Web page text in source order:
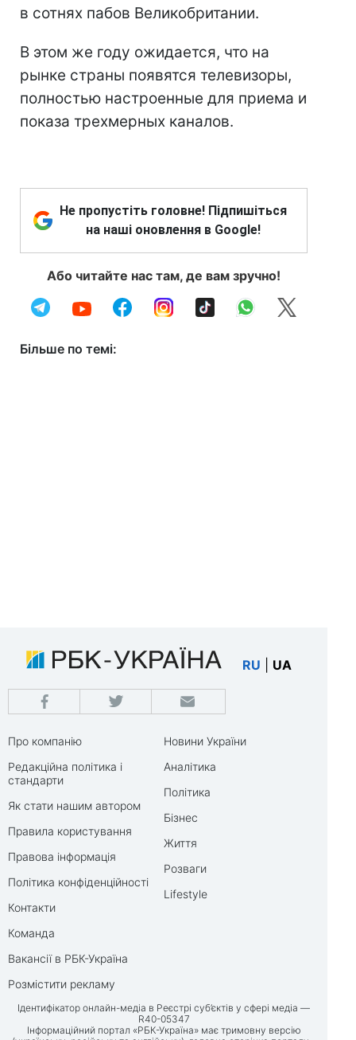
в сотнях пабов Великобритании.
В этом же году ожидается, что на
рынке страны появятся телевизоры,
полностью настроенные для приема и
показа трехмерных каналов.
Не пропустіть головне! Підпишіться
на наші оновлення в Google!
Або читайте нас там, де вам зручно!
Більше по темі:
RU UA
Про компанію
Редакційна політика і
стандарти
Як стати нашим автором
Правила користування
Правова інформація
Політика конфіденційності
Контакти
Команда
Вакансії в РБК-Україна
Розмістити рекламу
Новини України
Аналітика
Політика
Бізнес
Життя
Розваги
Lifestyle
Ідентифікатор онлайн-медіа в Реєстрі суб’єктів у сфері медіа —
R40-05347
Інформаційний портал «РБК-Україна» має тримовну версію